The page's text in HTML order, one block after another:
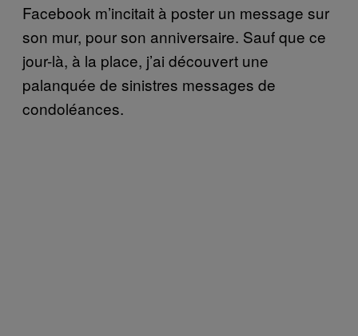
Facebook m’incitait à poster un message sur
son mur, pour son anniversaire. Sauf que ce
jour-là, à la place, j’ai découvert une
palanquée de sinistres messages de
condoléances.